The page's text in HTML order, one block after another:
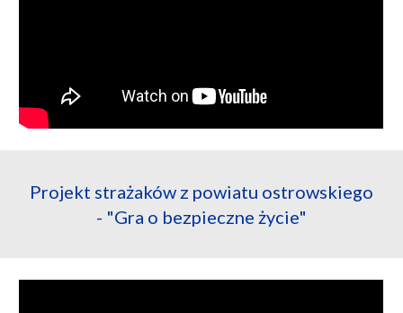
Projekt strażaków z powiatu ostrowskiego
- "Gra o bezpieczne życie"